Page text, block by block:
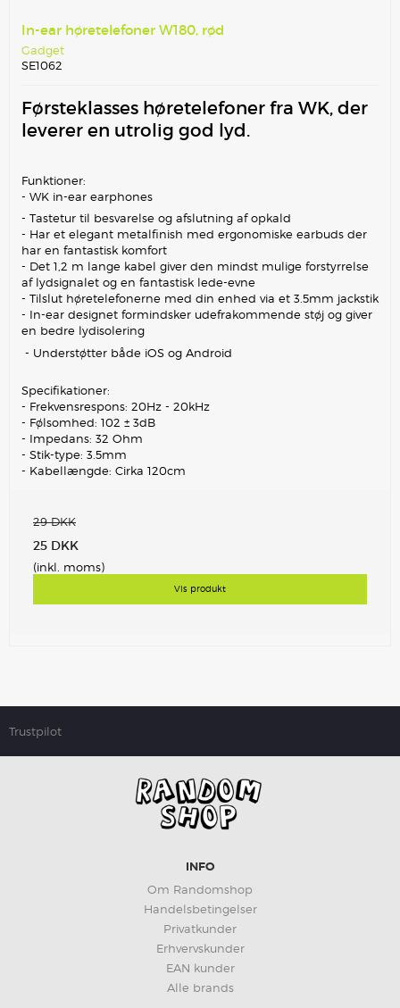
In-ear høretelefoner W180, rød
Gadget
SE1062
Førsteklasses høretelefoner fra WK, der
leverer en utrolig god lyd.
Funktioner:
- WK in-ear earphones
- Tastetur til besvarelse og afslutning af opkald
- Har et elegant metalfinish med ergonomiske earbuds der
har en fantastisk komfort
- Det 1,2 m lange kabel giver den mindst mulige forstyrrelse
af lydsignalet og en fantastisk lede-evne
- Tilslut høretelefonerne med din enhed via et 3.5mm jackstik
- In-ear designet formindsker udefrakommende støj og giver
en bedre lydisolering
- Understøtter både iOS og Android
Specifikationer:
- Frekvensrespons: 20Hz - 20kHz
- Følsomhed: 102 ± 3dB
- Impedans: 32 Ohm
- Stik-type: 3.5mm
- Kabellængde: Cirka 120cm
29 DKK
25 DKK
(inkl. moms)
Vis produkt
Trustpilot
INFO
Om Randomshop
Handelsbetingelser
Privatkunder
Erhvervskunder
EAN kunder
Alle brands